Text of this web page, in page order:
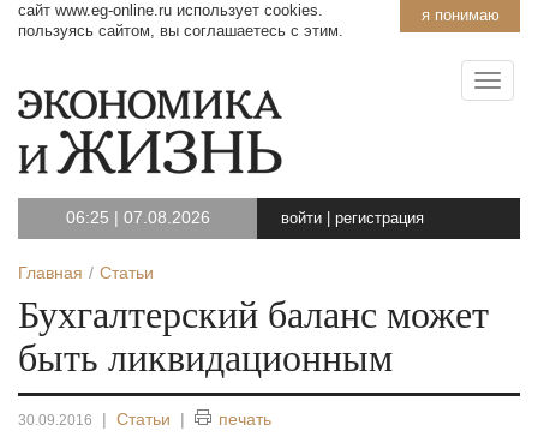
я понимаю
сайт www.eg-online.ru использует cookies.
пользуясь сайтом, вы соглашаетесь с этим.
06:25 | 07.08.2026 войти регистрация
Главная Статьи
Бухгалтерский баланс может
быть ликвидационным
30.09.2016 | Статьи | печать